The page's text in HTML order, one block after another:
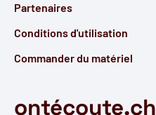
Partenaires
Conditions d'utilisation
Commander du matériel
ontécoute.ch